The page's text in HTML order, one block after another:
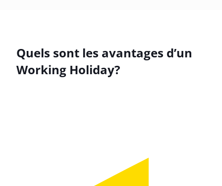
Quels sont les avantages d’un
Working Holiday?